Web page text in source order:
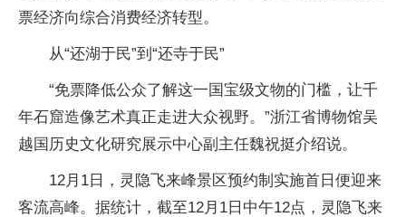
票经济向综合消费经济转型。
从“还湖于民”到“还寺于民”
“免票降低公众了解这一国宝级文物的门槛，让千
年石窟造像艺术真正走进大众视野。”浙江省博物馆吴
越国历史文化研究展示中心副主任魏祝挺介绍说。
12月1日，灵隐飞来峰景区预约制实施首日便迎来
客流高峰。据统计，截至12月1日中午12点，灵隐飞来